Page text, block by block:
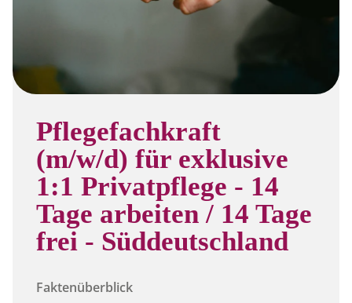
Pflegefachkraft
(m/w/d) für exklusive
1:1 Privatpflege - 14
Tage arbeiten / 14 Tage
frei - Süddeutschland
Faktenüberblick